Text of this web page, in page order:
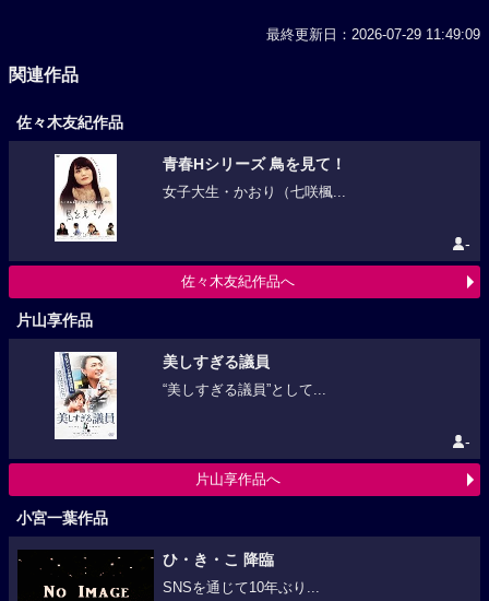
最終更新日：2026-07-29 11:49:09
関連作品
佐々木友紀作品
青春Hシリーズ 鳥を見て！
女子大生・かおり（七咲楓...
-
佐々木友紀作品へ
片山享作品
美しすぎる議員
“美しすぎる議員”として...
-
片山享作品へ
小宮一葉作品
ひ・き・こ 降臨
SNSを通じて10年ぶり...